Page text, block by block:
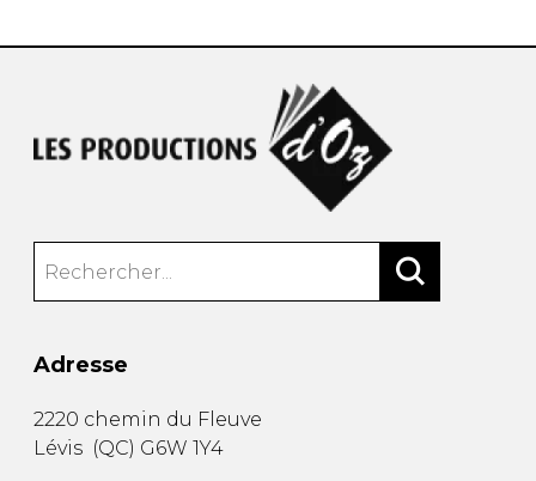
Adresse
2220 chemin du Fleuve
Lévis (QC) G6W 1Y4